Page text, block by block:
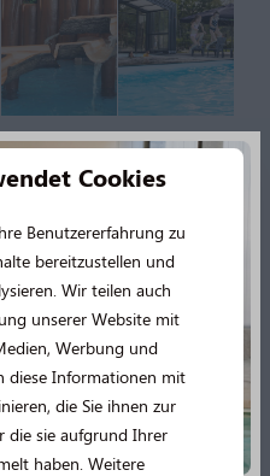
alle
von de
Cookies
Benutzererfahrung zu
bereitzustellen und
Wir teilen auch
unserer Website mit
Werbung und
diese Informationen mit
die Sie ihnen zur
die sie aufgrund Ihrer
haben. Weitere